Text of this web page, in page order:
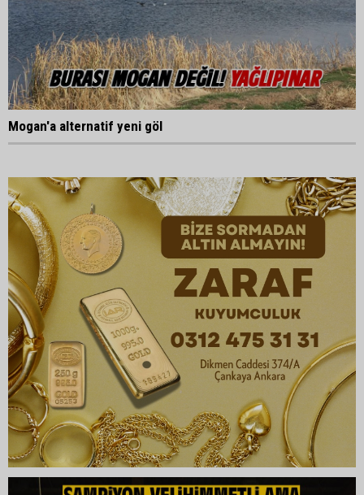
Mogan'a alternatif yeni göl